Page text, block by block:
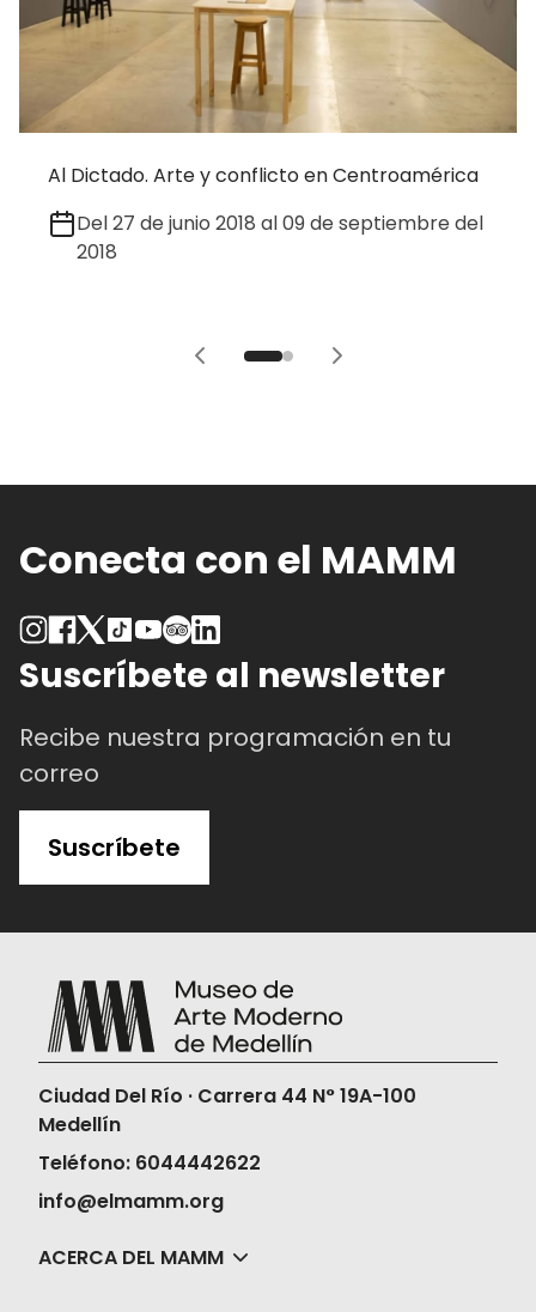
Al Dictado. Arte y conflicto en Centroamérica
Del 27 de junio 2018 al 09 de septiembre del
2018
Conecta con el MAMM
Suscríbete al newsletter
Recibe nuestra programación en tu
correo
Suscríbete
Ciudad Del Río · Carrera 44 N° 19A-100
Medellín
Teléfono: 6044442622
info@elmamm.org
ACERCA DEL MAMM